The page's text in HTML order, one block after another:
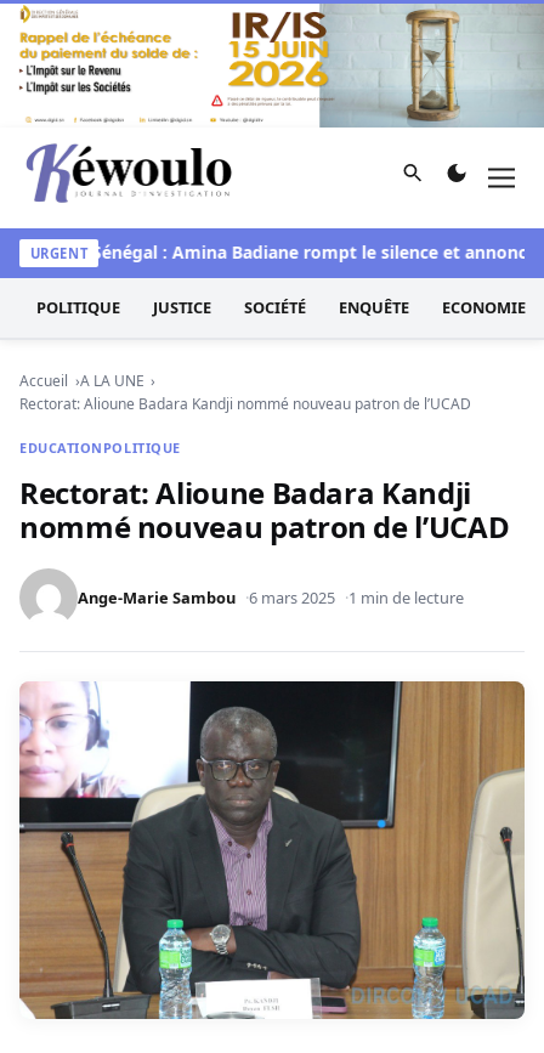
Aller au contenu
Kéwoulo, le premier site d'information et d'investigation
Rechercher
URGENT
Miss Sénégal : Amina Badiane rompt le silence et annonce
POLITIQUE JUSTICE SOCIÉTÉ ENQUÊTE ECONOMIE
Accueil
A LA UNE
Rectorat: Alioune Badara Kandji nommé nouveau patron de l’UCAD
EDUCATION POLITIQUE
Rectorat: Alioune Badara Kandji
nommé nouveau patron de l’UCAD
Ange-Marie Sambou 6 mars 2025 1 min de lecture